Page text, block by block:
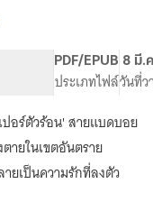
PDF/EPUB
ประเภทไฟล์
8 มี.
วันที่ว
ปอร์ตัวร้อน' สายแบดบอย
ายในเขตอันตราย
เป็นความรักที่ลงตัว